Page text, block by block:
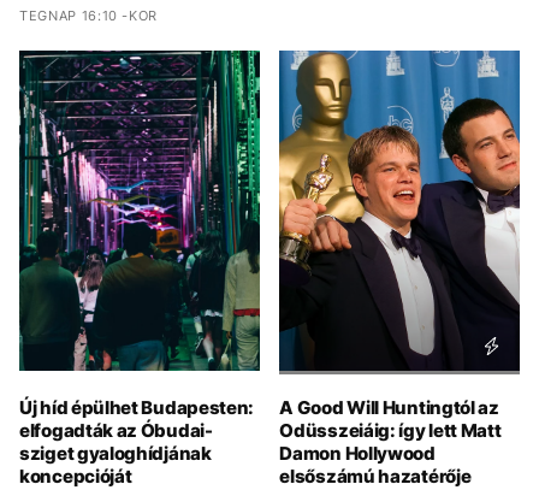
TEGNAP 16:10 -KOR
Új híd épülhet Budapesten:
elfogadták az Óbudai-
sziget gyaloghídjának
koncepcióját
A Good Will Huntingtól az
Odüsszeiáig: így lett Matt
Damon Hollywood
elsőszámú hazatérője